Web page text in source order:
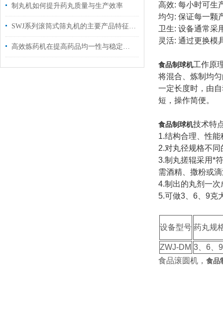
制丸机如何提升药丸质量与生产效率
SWJ系列滚筒式筛丸机的主要产品特征有哪些？
高效炼药机在提高药品均一性与稳定性中的作用
高效: 每小时可生
均匀: 保证每一颗
卫生: 设备通常采
灵活: 通过更换模
食品制球机工作原
将混合、炼制均
一定长度时，由
短，操作简便。
食品制球机技术特
1.结构合理、性
2.对丸径规格不
3.制丸搓辊采用*
需酒精、撒粉或
4.制出的丸剂一
5.可做3、6、9克
设备型号 药丸规
ZWJ-DM 3、6、
食品滚圆机， 食品